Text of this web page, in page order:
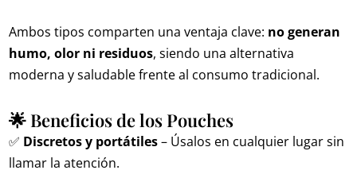
Ambos tipos comparten una ventaja clave: no generan
humo, olor ni residuos, siendo una alternativa
moderna y saludable frente al consumo tradicional.
🌟 Beneficios de los Pouches
✅ Discretos y portátiles– Úsalos en cualquier lugar sin
llamar la atención.